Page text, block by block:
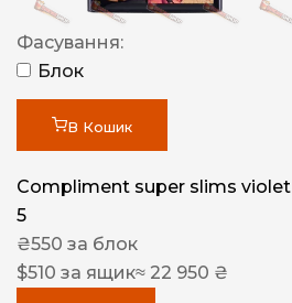
Фасування:
Блок
В Кошик
Compliment super slims violet
5
₴550 за блок
$510 за ящик≈ 22 950 ₴